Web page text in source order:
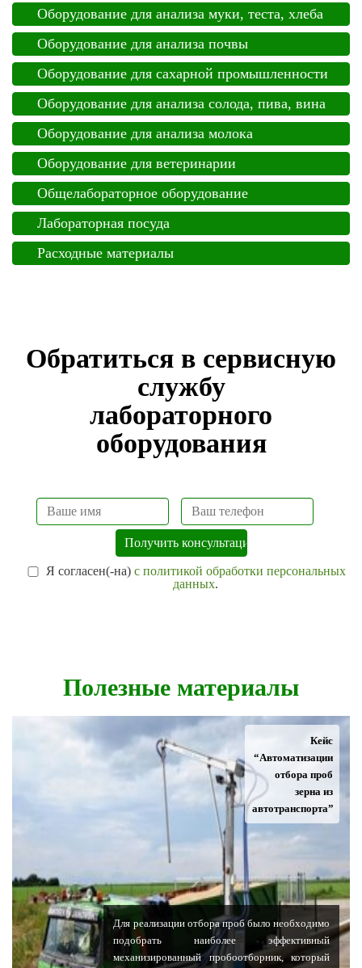
Оборудование для анализа муки, теста, хлеба
Оборудование для анализа почвы
Оборудование для сахарной промышленности
Оборудование для анализа солода, пива, вина
Оборудование для анализа молока
Оборудование для ветеринарии
Общелабораторное оборудование
Лабораторная посуда
Расходные материалы
Обратиться в сервисную
службу
лабораторного
оборудования
Я согласен(-на) с политикой обработки персональных
данных.
Полезные материалы
Кейс
“Автоматизации
отбора проб
зерна из
автотранспорта”
Для реализации отбора проб было необходимо
подобрать наиболее эффективный
механизированный пробоотборник, который